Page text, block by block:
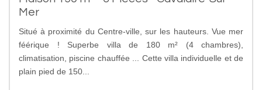
Mer
Situé à proximité du Centre-ville, sur les hauteurs. Vue mer
féérique ! Superbe villa de 180 m² (4 chambres),
climatisation, piscine chauffée ... Cette villa individuelle et de
plain pied de 150...